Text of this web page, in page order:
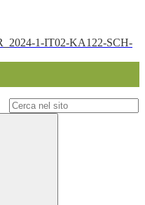
1-IT02-KA122-SCH-